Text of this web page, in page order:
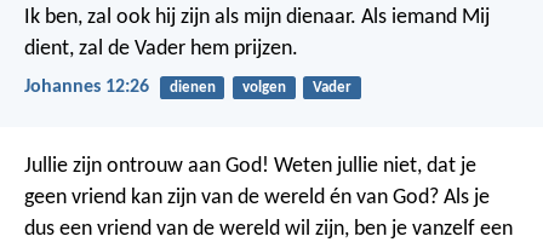
Ik ben, zal ook hij zijn als mijn dienaar. Als iemand Mij
dient, zal de Vader hem prijzen.
Johannes 12:26 dienen volgen Vader
Jullie zijn ontrouw aan God! Weten jullie niet, dat je
geen vriend kan zijn van de wereld én van God? Als je
dus een vriend van de wereld wil zijn, ben je vanzelf een